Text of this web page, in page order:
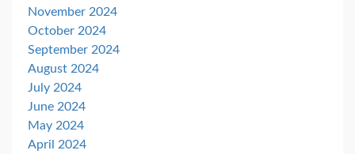
November 2024
October 2024
September 2024
August 2024
July 2024
June 2024
May 2024
April 2024